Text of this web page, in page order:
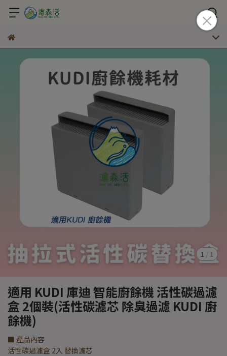
1 / 1
適用 KUDI 庫迪 智能廚餘機 活性碳過濾
盒 2個裝(活性碳濾芯 除臭過濾 KUDI 廚
餘機)
■ 產品內容
活性碳過濾盒 2入 替換濾芯